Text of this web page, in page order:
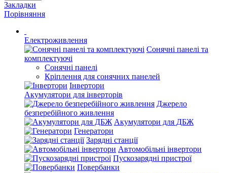
Закладки
Порівняння
Електроживлення
Сонячні панелі та
комплектуючі
Сонячні панелі
Кріплення для сонячних панелей
Інвертори
Акумулятори для інверторів
Джерело
безперебійного живлення
Акумулятори для ДБЖ
Генератори
Зарядні станції
Автомобільні інвертори
Пускозарядні пристрої
Повербанки